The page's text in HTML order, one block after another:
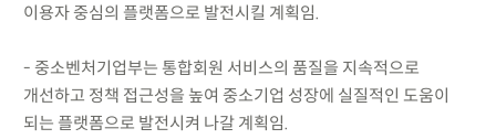
이용자 중심의 플랫폼으로 발전시킬 계획임.
- 중소벤처기업부는 통합회원 서비스의 품질을 지속적으로
개선하고 정책 접근성을 높여 중소기업 성장에 실질적인 도움이
되는 플랫폼으로 발전시켜 나갈 계획임.